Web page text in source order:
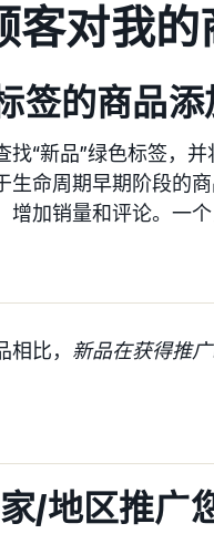
客对我
签的商品
“新品”绿色标签，
生命周期早期阶段的
增加销量和评论。一
比， 新品在获得推
/地区推广